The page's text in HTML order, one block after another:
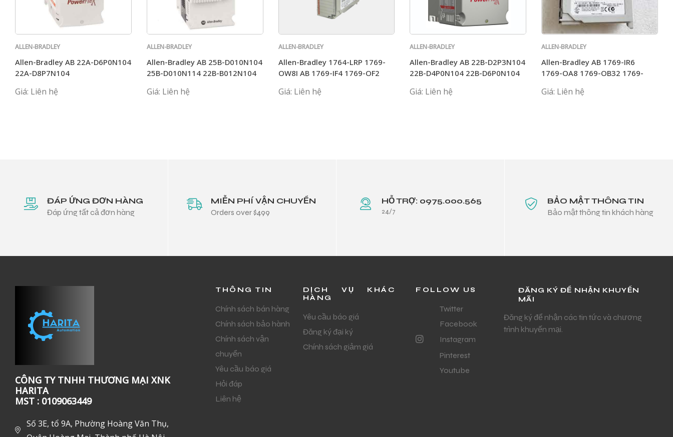
ALLEN-BRADLEY
Allen-Bradley AB 22A-D6P0N104
22A-D8P7N104
Giá: Liên hệ
ALLEN-BRADLEY
Allen-Bradley AB 25B-D010N104
25B-D010N114 22B-B012N104
Giá: Liên hệ
ALLEN-BRADLEY
Allen-Bradley 1764-LRP 1769-
OW8I AB 1769-IF4 1769-OF2
Giá: Liên hệ
ALLEN-BRADLEY
Allen-Bradley AB 22B-D2P3N104
22B-D4P0N104 22B-D6P0N104
Giá: Liên hệ
ALLEN-BRADLEY
Allen-Bradley AB 1769-IR6
1769-OA8 1769-OB32 1769-
Giá: Liên hệ
ĐÁP ỨNG ĐƠN HÀNG
Đáp ứng tất cả đơn hàng
MIỄN PHÍ VẬN CHUYỂN
Orders over $499
HỖ TRỢ: 0975.000.565
24/7
BẢO MẬT THÔNG TIN
Bảo mật thông tin khách hàng
CÔNG TY TNHH THƯƠNG MẠI XNK
HARITA
MST : 0109063449
Số 3E, tổ 9A, Phường Hoàng Văn Thụ,
THÔNG TIN
Chính sách bán hàng
Chính sách bảo hành
Chính sách vận
chuyển
Yêu cầu báo giá
Hỏi đáp
Liên hệ
DỊCH VỤ KHÁC
HÀNG
Yêu cầu báo giá
Đăng ký đại ký
Chính sách giảm giá
FOLLOW US
Twitter
Facebook
Instagram
Pinterest
Youtube
ĐĂNG KÝ ĐỂ NHẬN KHUYẾN
MÃI
Đăng ký để nhận các tin tức và chương
trình khuyến mại.